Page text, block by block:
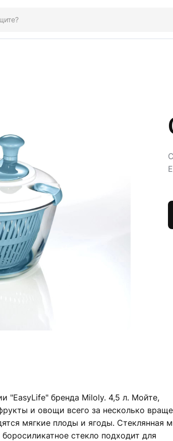
"EasyLife" бренда Miloly. 4,5 л. Мойте,
и овощи всего за несколько
мягкие плоды и ягоды. Стеклянная
стекло подходит для